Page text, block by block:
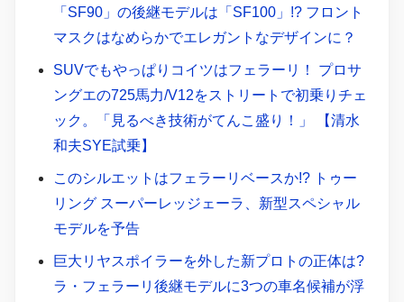
「SF90」の後継モデルは「SF100」!? フロント
マスクはなめらかでエレガントなデザインに？
SUVでもやっぱりコイツはフェラーリ！ プロサ
ングエの725馬力/V12をストリートで初乗りチェ
ック。「見るべき技術がてんこ盛り！」 【清水
和夫SYE試乗】
このシルエットはフェラーリベースか!? トゥー
リング スーパーレッジェーラ、新型スペシャル
モデルを予告
巨大リヤスポイラーを外した新プロトの正体は?
ラ・フェラーリ後継モデルに3つの車名候補が浮